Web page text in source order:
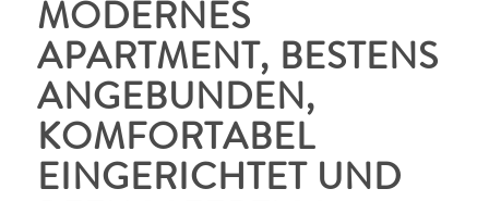
MODERNES
APARTMENT, BESTENS
ANGEBUNDEN,
KOMFORTABEL
EINGERICHTET UND